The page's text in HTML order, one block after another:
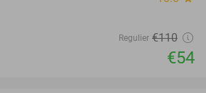
Regulier €110
€54